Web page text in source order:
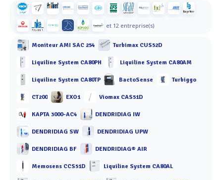
et 12 entreprise(s)
Moniteur AMI SAC 254 Turbimax CUS52D
Liquiline System CA80PH Liquiline System CA80AM
Liquiline System CA80TP BactoSense Turbiggo
CT200 EXO1 Viomax CAS51D
KAPTA 3000-AC4 DENDRIDIAG IW
DENDRIDIAG SW DENDRIDIAG UPW
DENDRIDIAG BF DENDRIDIAG® AIR
Memosens CCS51D Liquiline System CA80AL